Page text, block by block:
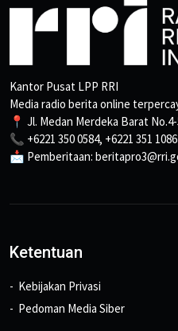
Kantor Pusat LPP RRI
Media radio berita online
📍 Jl. Medan Merdeka Barat
📞 +6221 350 0584, +6221 351 1086
📩 Pemberitaan:
Ketentuan
Kebijakan Privasi
Pedoman Media Siber